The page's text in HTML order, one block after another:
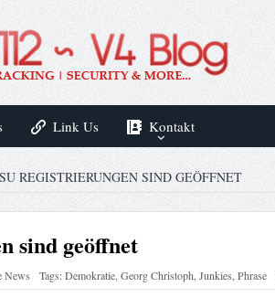
Link Us Kontakt
REGISTRIERUNGEN SIND GEÖFFNET
sind geöffnet
News Tags:Demokratie,Georg Christoph,Junkies,Phrase